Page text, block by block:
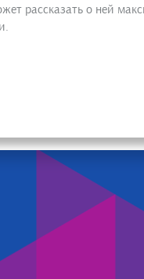
рассказать о ней